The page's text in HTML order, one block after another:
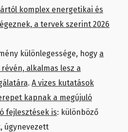
komplex energetikai és
a tervek szerint 2026
különlegessége, hogy a
alkalmas lesz a
. A vizes kutatások
kapnak a megújuló
fejlesztések is: különböző
úgynevezett